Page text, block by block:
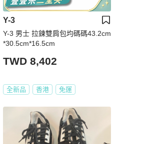
Y-3
Y-3 男士 拉鍊雙肩包均碼碼43.2cm
*30.5cm*16.5cm
TWD 8,402
全新品 香港 免運